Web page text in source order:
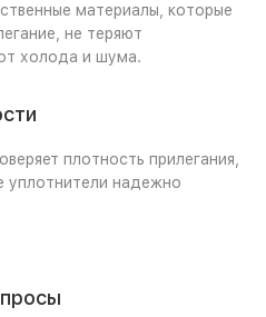
материалы, которые
не теряют
холода и шума.
плотность прилегания,
уплотнители надежно